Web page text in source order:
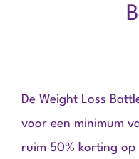
De Weight Loss
voor een minimum
ruim 50% korting op